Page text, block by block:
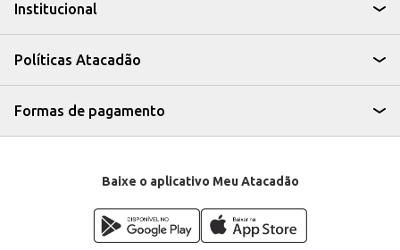
Institucional
Políticas Atacadão
Formas de pagamento
Baixe o aplicativo Meu Atacadão